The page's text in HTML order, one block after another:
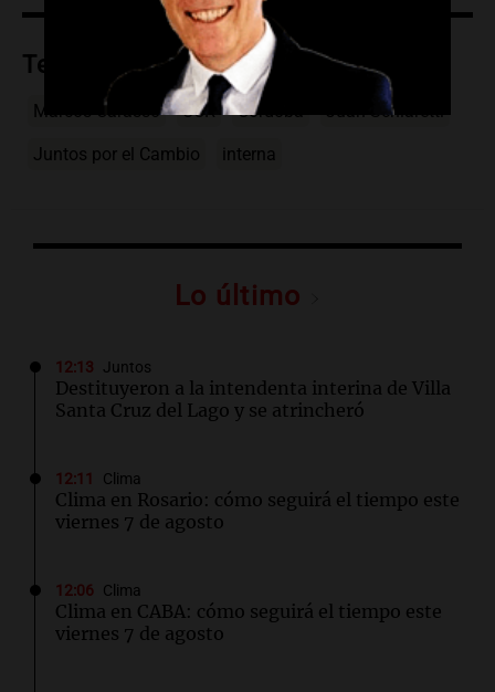
Temas
Marcos Carasso UCR Córdoba Juan Schiaretti
Juntos por el Cambio interna
Lo último
12:13 Juntos
Destituyeron a la intendenta interina de Villa
Santa Cruz del Lago y se atrincheró
12:11 Clima
Clima en Rosario: cómo seguirá el tiempo este
viernes 7 de agosto
12:06 Clima
Clima en CABA: cómo seguirá el tiempo este
viernes 7 de agosto